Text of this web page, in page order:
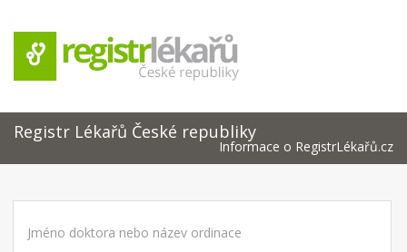
Registr Lékařů České republiky
Informace o RegistrLékařů.cz